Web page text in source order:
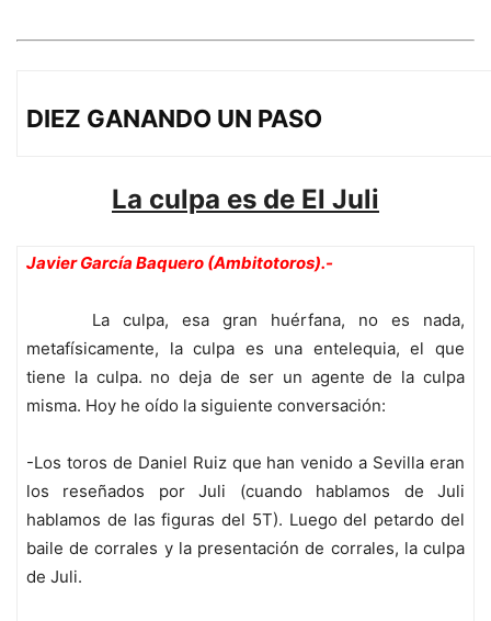
DIEZ GANANDO UN PASO
La culpa es de El Juli
Javier García Baquero (Ambitotoros).-
La culpa, esa gran huérfana, no es nada,
metafísicamente, la culpa es una entelequia, el que
tiene la culpa. no deja de ser un agente de la culpa
misma. Hoy he oído la siguiente conversación:
-Los toros de Daniel Ruiz que han venido a Sevilla eran
los reseñados por Juli (cuando hablamos de Juli
hablamos de las figuras del 5T). Luego del petardo del
baile de corrales y la presentación de corrales, la culpa
de Juli.